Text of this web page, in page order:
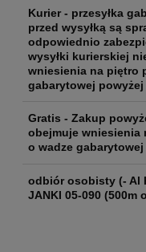
Kurier - przesyłka
przed wysyłką są
odpowiednio
wysyłki kurierskiej
wniesienia na piętro
gabarytowej powyżej
Gratis - Zakup
obejmuje wniesienia
o wadze
odbiór osobisty (- Al
JANKI 05-090 (500m